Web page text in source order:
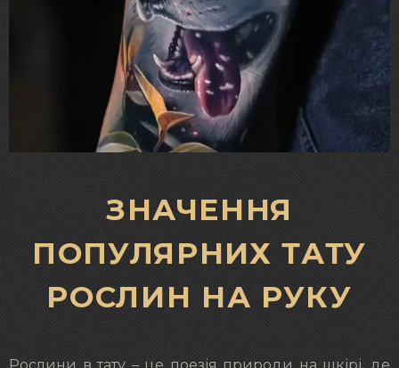
ЗНАЧЕННЯ
ПОПУЛЯРНИХ ТАТУ
РОСЛИН НА РУКУ
Рослини в тату – це поезія природи на шкірі, де